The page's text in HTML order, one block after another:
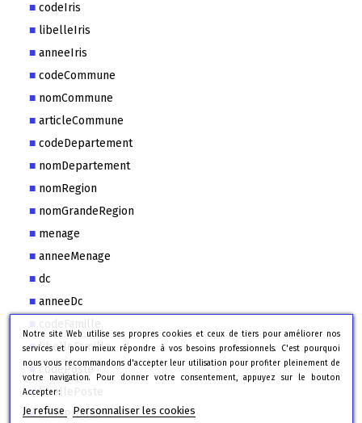
Notre site Web utilise ses propres cookies et ceux de tiers pour améliorer nos
services et pour mieux répondre à vos besoins professionnels. C'est pourquoi
nous vous recommandons d'accepter leur utilisation pour profiter pleinement de
votre navigation. Pour donner votre consentement, appuyez sur le bouton
Accepter :
Je refuse Personnaliser les cookies
codeIris
libelleIris
anneeIris
codeCommune
nomCommune
articleCommune
codeDepartement
nomDepartement
nomRegion
nomGrandeRegion
menage
anneeMenage
dc
anneeDc
codeFamille
libelleFamille
codePoste
libellePoste
codeProduit